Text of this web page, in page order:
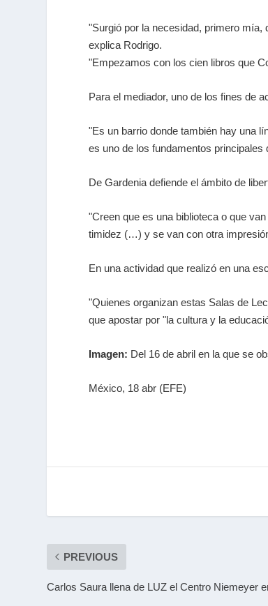
"Surgió por la necesidad, primero
explica Rodrigo.
"Empezamos con los cien libros que
Para el mediador, uno de los fines de
"Es un barrio donde también hay una
es uno de los fundamentos principales
De Gardenia defiende el ámbito de
"Creen que es una biblioteca o que
timidez (…) y se van con otra
En una actividad que realizó en una
"Quienes organizan estas Salas de
que apostar por "la cultura y la
Imagen: Del 16 de abril en la que se
México, 18 abr (EFE)
PREVIOUS
Carlos Saura llena de LUZ el Centro Niemeyer